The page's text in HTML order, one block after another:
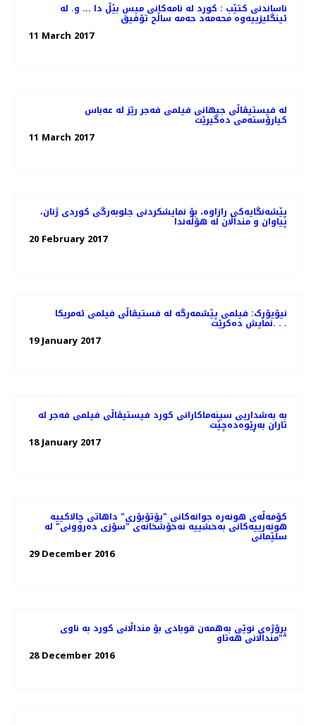
ناساندنی کتێب : کورد لە نامەکانی میس بێڵ دا ... و. لە
ئینگلیزییەوە محەمەد حەمە ساڵح تۆفیق
11 March 2017
لە فیستیڤاڵی جیهانی فیلمی فەجر رێز لە عەباس
کیارۆستەمی دەگیرێت
11 March 2017
پێشەنگایەکی رازاوە، بۆ نمایشکردنی جلوبەرگی کوردی ژنان،
پیاوان و منداڵان لە هۆڵەندا
20 February 2017
نیۆیۆرک: فیلمی پێشمەرگە لە فستیڤاڵی فیلمی ئەمریکا
نمایش دەکرێت. . .
19 January 2017
بە بەشداریی سینەماکارانی کورد فیستیڤاڵی فیلمی فەجر لە
تاران بەڕێوەدەچێت
18 January 2017
کۆمه‌ڵه‌ی هونه‌ره ‌جوانه‌کانی "یۆتۆبۆری" داهاتی چالاکییه‌
هونه‌رییه‌کانی به‌خشییه‌ نه‌خۆشخانه‌ی "سۆزی ده‌روونی" له
سلێمانی
29 December 2016
پرۆژەی نوێی بەھمەن قوبادی بۆ منداڵانی کورد بە ناوی
"منداڵانی ھەتاو"
28 December 2016